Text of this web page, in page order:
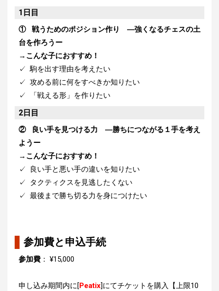
1日目
① 戦うためのポジション作り ―強くなるチェスの土
台を作ろうー
→こんな子におすすめ！
✓ 駒を出す理由を考えたい
✓ 攻める前に何をすべきか知りたい
✓ 「戦える形」を作りたい
2日目
② 良い手を見つける力 ―勝ちにつながる１手を考え
ようー
→こんな子におすすめ！
✓ 良い手と悪い手の違いを知りたい
✓ タクティクスを見逃したくない
✓ 最後まで勝ち切る力を身につけたい
参加費と申込手続
参加費： ¥15,000
申し込み期間内に[ Peatix]にてチケットを購入【上限10